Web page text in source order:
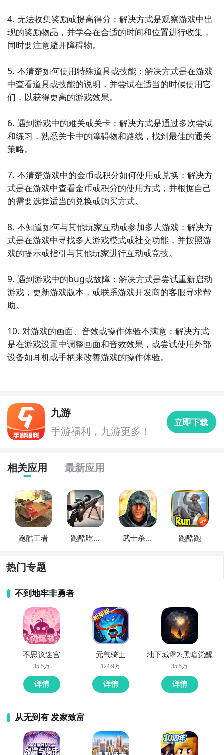
在丛林中进行地铁冲刺，逃离凶猛的猛兽和危险的陷
阱，同时收集宝藏和道具。
竞速游戏，玩家需要在险峻的雪山上冲刺，同时避免撞
击障碍物并尽可能快地冲过终点线。
演一名勇敢的跑酷者，穿越高楼大厦的屋顶，进行极限
跳跃和特技表演，展示自己的勇气和技巧。
竞速游戏，玩家将驾驶摩托车在各种赛道上进行极速冲
刺，尽可能快地完成比赛，并赢得冠军。
4. 无法收集奖励或提高得分：解决方式是观察游戏中出
现的奖励物品，并学会在合适的时间和位置进行收集，
同时要注意避开障碍物。
5. 不清楚如何使用特殊道具或技能：解决方式是在游戏
中查看道具或技能的说明，并尝试在适当的时候使用它
们，以获得更高的游戏效果。
6. 遇到游戏中的难关或关卡：解决方式是通过多次尝试
和练习，熟悉关卡中的障碍物和路线，找到最佳的通关
策略。
7. 不清楚游戏中的金币或积分如何使用或兑换：解决方
式是在游戏中查看金币或积分的使用方式，并根据自己
的需要选择适当的兑换或购买方式。
8. 不知道如何与其他玩家互动或参加多人游戏：解决方
式是在游戏中寻找多人游戏模式或社交功能，并按照游
戏的提示或指引与其他玩家进行互动或竞技。
9. 遇到游戏中的bug或故障：解决方式是尝试重新启动
游戏，更新游戏版本，或联系游戏开发商的客服寻求帮
助。
10. 对游戏的画面、音效或操作体验不满意：解决方式
是在游戏设置中调整画面和音效效果，或尝试使用外部
设备如耳机或手柄来改善游戏的操作体验。
九游
手游福利，九游更多！
立即下载
相关应用 最新应用
跑酷王者
跑酷吃鸡
武士杀手
跑酷跑
热门专题
不到地牢非勇者
不思议迷宫
35.5万
详情
元气骑士
124.9万
详情
地下城堡2:黑暗觉醒
35.5万
详情
从无到有 发家致富